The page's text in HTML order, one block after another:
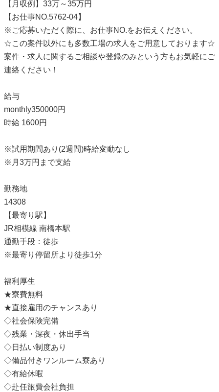
【月収例】33万～35万円
【お仕事NO.5762-04】
※ご応募いただく際に、お仕事NO.をお伝えください。
☆この案件以外にも多数工場の求人をご用意しております☆
案件・求人に関するご相談や登録のみという方もお気軽にご
連絡ください！
給与
monthly350000円
時給 1600円
※試用期間あり(2週間)時給変動なし
※月3万円まで支給
勤務地
14308
【最寄り駅】
JR相模線 南橋本駅
通勤手段：徒歩
※最寄り停留所より徒歩1分
福利厚生
★寮費無料
★直接雇用のチャンスあり
◇社会保険完備
◇残業・深夜・休出手当
◇日払い制度あり
◇備品付きワンルーム寮あり
◇有給休暇
◇赴任旅費会社負担